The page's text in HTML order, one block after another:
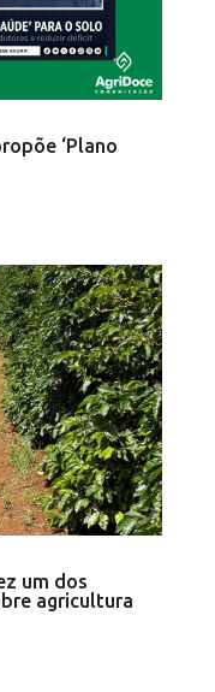
‘Plano
um dos
agricultura